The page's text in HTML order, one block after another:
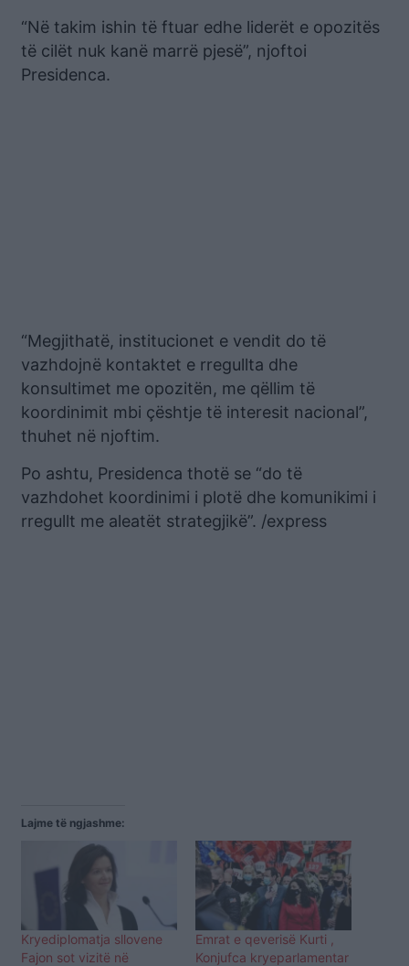
“Në takim ishin të ftuar edhe liderët e opozitës
të cilët nuk kanë marrë pjesë”, njoftoi
Presidenca.
“Megjithatë, institucionet e vendit do të
vazhdojnë kontaktet e rregullta dhe
konsultimet me opozitën, me qëllim të
koordinimit mbi çështje të interesit nacional”,
thuhet në njoftim.
Po ashtu, Presidenca thotë se “do të
vazhdohet koordinimi i plotë dhe komunikimi i
rregullt me aleatët strategjikë”. /express
Lajme të ngjashme:
Kryediplomatja sllovene
Fajon sot vizitë në
Emrat e qeverisë Kurti ,
Konjufca kryeparlamentar